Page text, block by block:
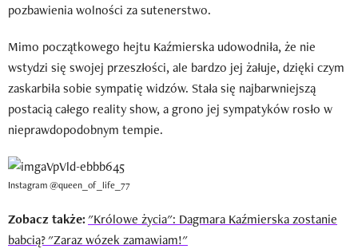
pozbawienia wolności za sutenerstwo.
Mimo początkowego hejtu Kaźmierska udowodniła, że nie
wstydzi się swojej przeszłości, ale bardzo jej żałuje, dzięki czym
zaskarbiła sobie sympatię widzów. Stała się najbarwniejszą
postacią całego reality show, a grono jej sympatyków rosło w
nieprawdopodobnym tempie.
Instagram @queen_of_life_77
Zobacz także:"Królowe życia": Dagmara Kaźmierska zostanie
babcią? "Zaraz wózek zamawiam!"